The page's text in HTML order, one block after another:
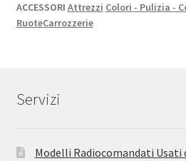
ACCESSORI Attrezzi Colori - Pulizia -
RuoteCarrozzerie
Servizi
Modelli Radiocomandati Usati